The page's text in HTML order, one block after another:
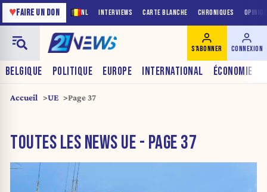
NL INTERVIEWS CARTE BLANCHE CHRONIQUES
♥FAIRE UN DON
BELGIQUE POLITIQUE EUROPE INTERNATIONAL ÉCONOMIE
S'ABONNER CONNEXION
Accueil UE Page 37
TOUTES LES NEWS UE - PAGE 37